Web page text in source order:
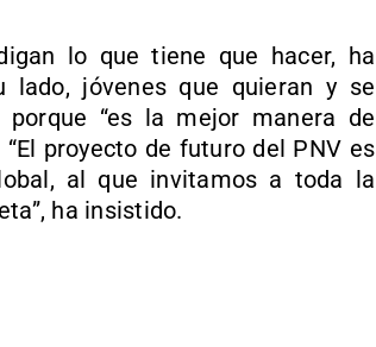
lo que tiene que hacer, ha
lado, jóvenes que quieran y se
“es la mejor manera de
proyecto de futuro del PNV es
al que invitamos a toda la
ha insistido.